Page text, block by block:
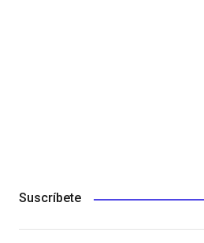
Suscríbete